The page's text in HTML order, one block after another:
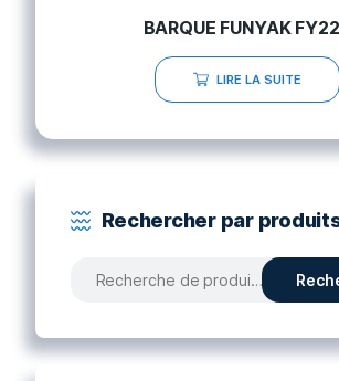
BARQUE FUNYAK
LIRE LA SUITE
Rechercher par